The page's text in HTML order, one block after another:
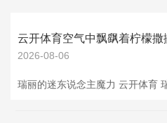
2026-08-06